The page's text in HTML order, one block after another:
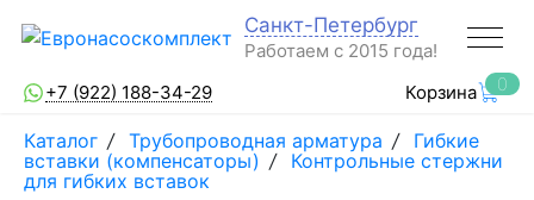
Санкт-Петербург
Работаем с 2015 года!
+7 (922) 188-34-29
Корзина 0
Каталог / Трубопроводная арматура / Гибкие
вставки (компенсаторы) / Контрольные стержни
для гибких вставок